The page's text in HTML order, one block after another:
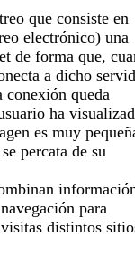
que consiste en
electrónico) una
de forma que,
a dicho
conexión queda
ha
es muy
percata de su
para
distintos